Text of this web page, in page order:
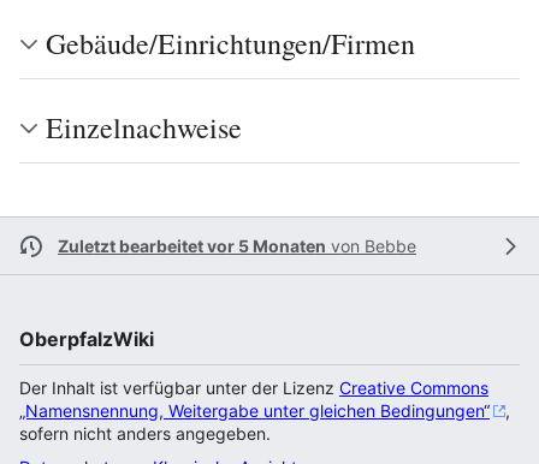
Gebäude/Einrichtungen/Firmen
Einzelnachweise
Zuletzt bearbeitet vor 5 Monaten von Bebbe
OberpfalzWiki
Der Inhalt ist verfügbar unter der Lizenz Creative Commons
„Namensnennung, Weitergabe unter gleichen Bedingungen“
,
sofern nicht anders angegeben.